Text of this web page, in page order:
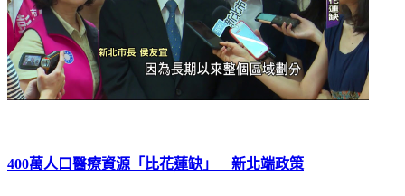
400萬人口醫療資源「比花蓮缺」 新北端政策